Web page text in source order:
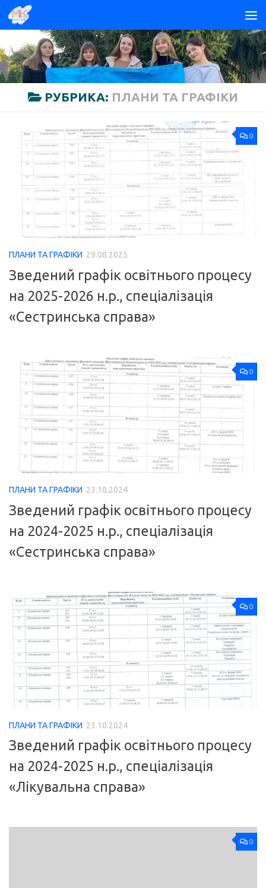
Skip to content
РУБРИКА: ПЛАНИ ТА ГРАФІКИ
0
ПЛАНИ ТА ГРАФІКИ 29.08.2025
Зведений графік освітнього процесу
на 2025-2026 н.р., спеціалізація
«Сестринська справа»
0
ПЛАНИ ТА ГРАФІКИ 23.10.2024
Зведений графік освітнього процесу
на 2024-2025 н.р., спеціалізація
«Сестринська справа»
0
ПЛАНИ ТА ГРАФІКИ 23.10.2024
Зведений графік освітнього процесу
на 2024-2025 н.р., спеціалізація
«Лікувальна справа»
0